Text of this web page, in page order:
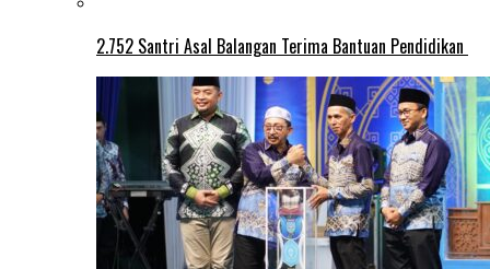
2.752 Santri Asal Balangan Terima Bantuan Pendidikan